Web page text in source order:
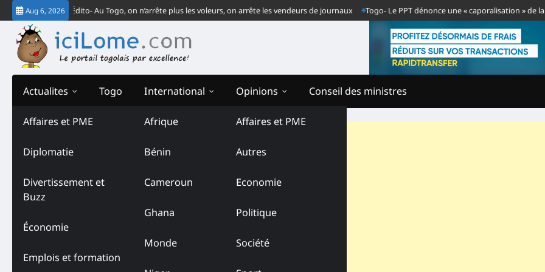
Skip
to
content
Aug 6, 2026
Édito- Au Togo, on n’arrête plus les voleurs, on arrête les vendeurs de journaux Togo- Le PPT dénonce une « caporalisation » de la presse
Actualites
Affaires et PME
Diplomatie
Divertissement et
Buzz
Économie
Emplois et formation
Togo International
Afrique
Bénin
Cameroun
Ghana
Monde
Opinions
Affaires et PME
Autres
Economie
Politique
Société
Conseil des ministres